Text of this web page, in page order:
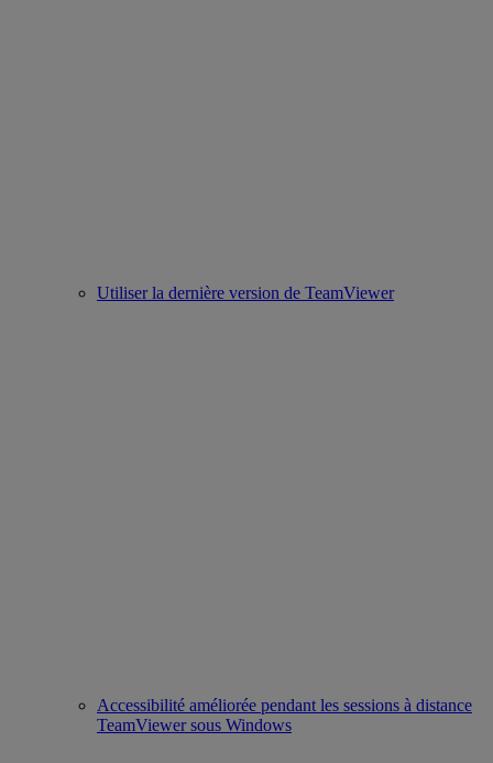
Utiliser la dernière version de TeamViewer
Accessibilité améliorée pendant les sessions à distance
TeamViewer sous Windows